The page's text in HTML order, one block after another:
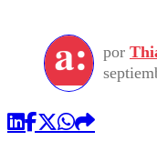
por